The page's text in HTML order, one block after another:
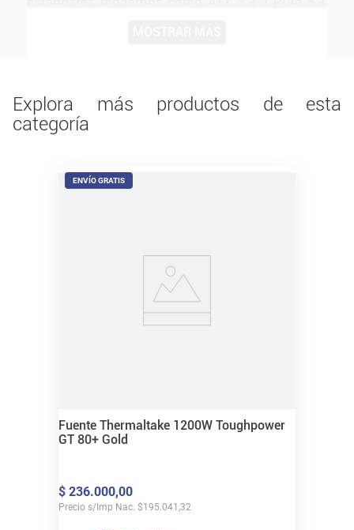
exigentes. Antes de instalarlo o utilizarlo,
conviene verificar medidas, conexiones,
alimentación y compatibilidad con el resto del
Explora más productos de esta
categoría
ENVÍO GRATIS
Fuente Thermaltake 1200W Toughpower
GT 80+ Gold
$ 236.000,00
Precio s/Imp Nac. $195.041,32